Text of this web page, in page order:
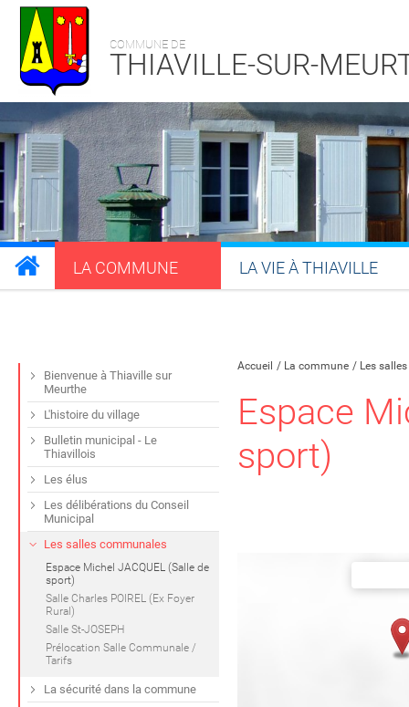
COMMUNE DE
THIAVILLE-SUR-
LA COMMUNE LA VIE À THIAVILLE
Accueil La commune Les
Espace
sport)
Bienvenue à Thiaville sur
Meurthe
L'histoire du village
Bulletin municipal - Le
Thiavillois
Les élus
Les délibérations du Conseil
Municipal
Les salles communales
Espace Michel JACQUEL (Salle de
sport)
Salle Charles POIREL (Ex Foyer
Rural)
Salle St-JOSEPH
Prélocation Salle Communale /
Tarifs
La sécurité dans la commune